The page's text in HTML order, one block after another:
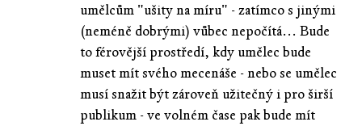
umělcům "ušity na míru" - zatímco s jinými
(neméně dobrými) vůbec nepočítá... Bude
to férovější prostředí, kdy umělec bude
muset mít svého mecenáše - nebo se umělec
musí snažit být zároveň užitečný i pro širší
publikum - ve volném čase pak bude mít